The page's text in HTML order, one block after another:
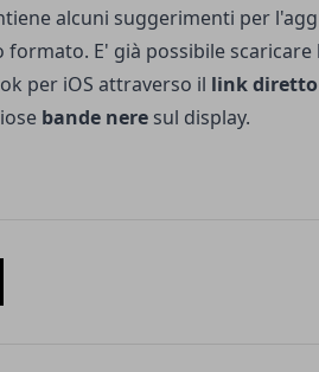
alcuni suggerimenti per
formato. E' già possibile
per iOS attraverso il link diretto
bande nere sul display.